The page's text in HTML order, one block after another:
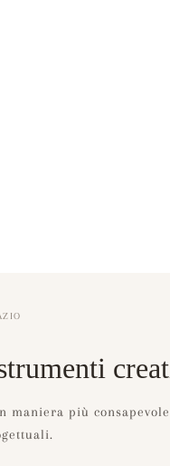
maniera più